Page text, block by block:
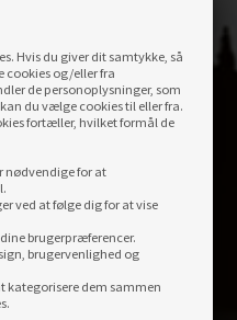
Hvis du giver dit samtykke, så
cookies og/eller fra
de personoplysninger, som
du vælge cookies til eller fra.
fortæller, hvilket formål de
nødvendige for at
ved at følge dig for at vise
brugerpræferencer.
brugervenlighed og
kategorisere dem sammen